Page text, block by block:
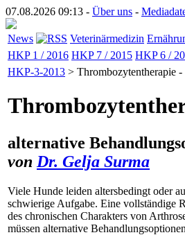
07.08.2026 09:13 - Über uns -
News Veterinärmedizin
HKP 1 / 2016 HKP 7 / 2015 HKP 6 /
HKP-3-2013 > Thrombozytentherapie
alternative
von Dr. Gelja Surma
Viele Hunde leiden altersbedingt oder
schwierige Aufgabe. Eine vollständige
des chronischen Charakters von
müssen alternative